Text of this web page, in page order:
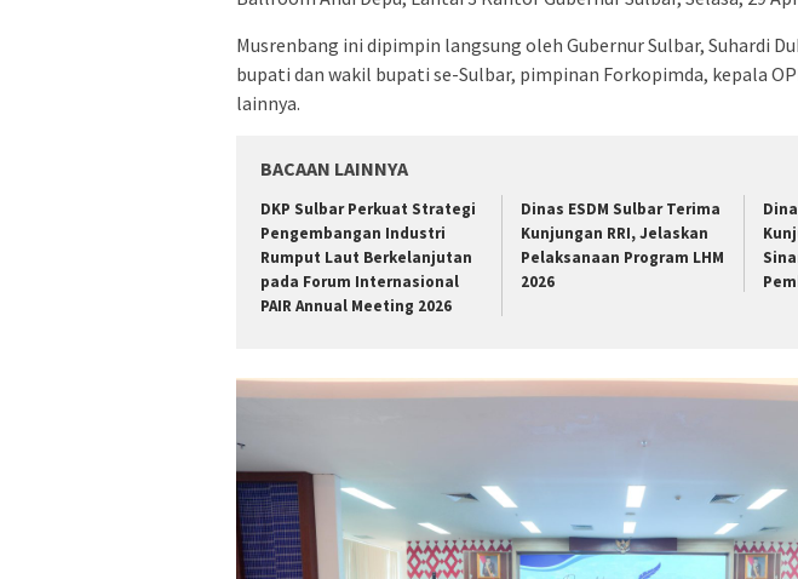
Musrenbang ini dipimpin langsung oleh Gubernur Sulbar, Suhardi
bupati dan wakil bupati se-Sulbar, pimpinan Forkopimda, kepala
lainnya.
BACAAN LAINNYA
DKP Sulbar Perkuat Strategi
Pengembangan Industri
Rumput Laut Berkelanjutan
pada Forum Internasional
PAIR Annual Meeting 2026
Dinas ESDM Sulbar Terima
Kunjungan RRI, Jelaskan
Pelaksanaan Program LHM
2026